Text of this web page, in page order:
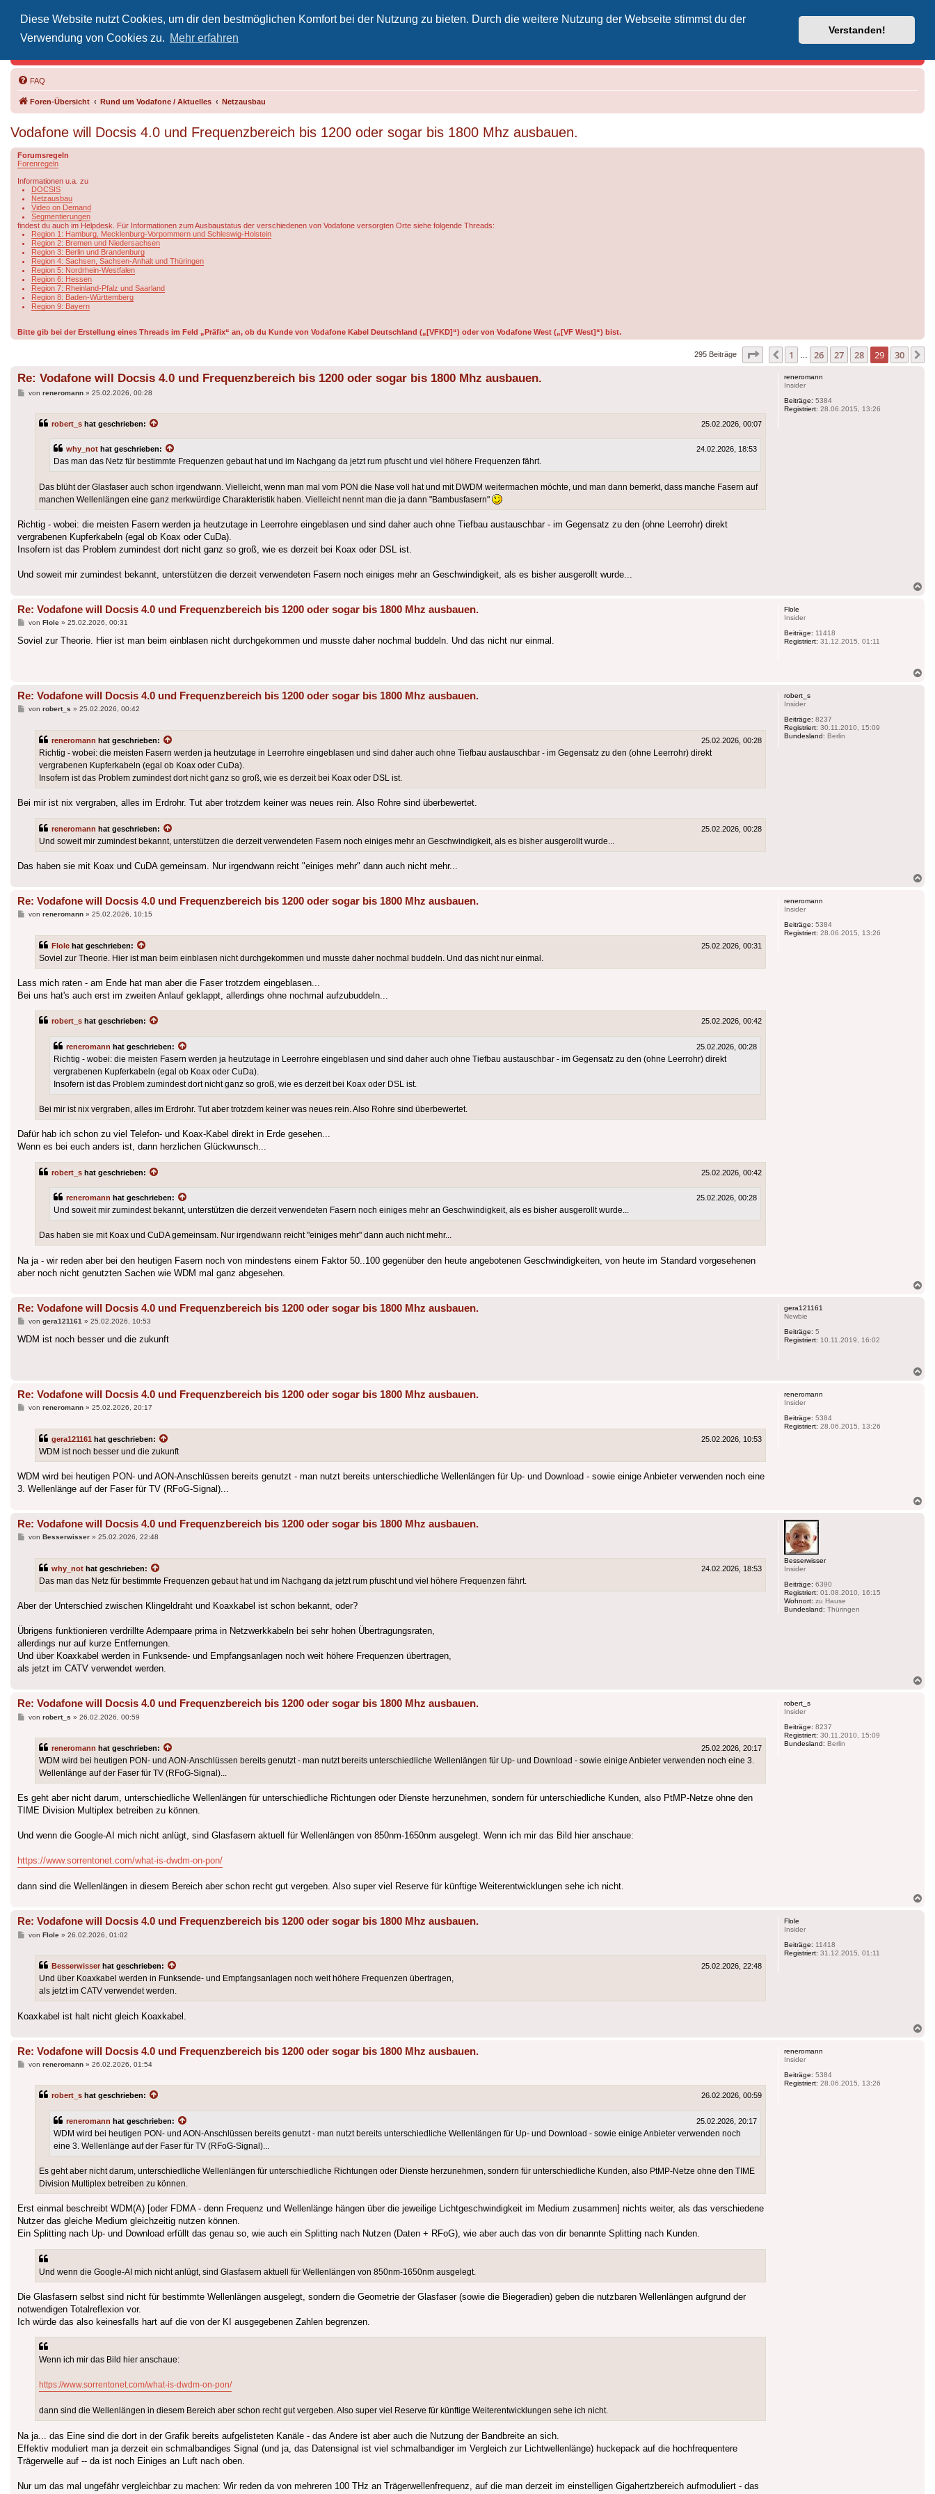
Diese Website nutzt Cookies, um dir den bestmöglichen Komfort bei der Nutzung zu bieten. Durch die weitere Nutzung der Webseite stimmst du der
Verwendung von Cookies zu. Mehr erfahren
Verstanden!
Vodafone-Kabel-Helpdesk
FAQ
Foren-Übersicht Rund um Vodafone / Aktuelles Netzausbau
Vodafone will Docsis 4.0 und Frequenzbereich bis 1200 oder sogar bis 1800 Mhz ausbauen.
Forumsregeln
Forenregeln
Informationen u.a. zu
DOCSIS
Netzausbau
Video on Demand
Segmentierungen
findest du auch im Helpdesk. Für Informationen zum Ausbaustatus der verschiedenen von Vodafone versorgten Orte siehe folgende Threads:
Region 1: Hamburg, Mecklenburg-Vorpommern und Schleswig-Holstein
Region 2: Bremen und Niedersachsen
Region 3: Berlin und Brandenburg
Region 4: Sachsen, Sachsen-Anhalt und Thüringen
Region 5: Nordrhein-Westfalen
Region 6: Hessen
Region 7: Rheinland-Pfalz und Saarland
Region 8: Baden-Württemberg
Region 9: Bayern
Bitte gib bei der Erstellung eines Threads im Feld „Präfix“ an, ob du Kunde von Vodafone Kabel Deutschland („[VFKD]“) oder von Vodafone West („[VF West]“) bist.
295 Beiträge Seite 29 30
Vorherige
1 26 27 28 29 30
reneromann
Insider
Beiträge: 5384
Registriert: 28.06.2015, 13:26
Re: Vodafone will Docsis 4.0 und Frequenzbereich bis 1200 oder sogar bis 1800 Mhz ausbauen.
Beitrag
von reneromann» 25.02.2026, 00:28
robert_s hat geschrieben: 25.02.2026, 00:07
why_not hat geschrieben: 24.02.2026, 18:53
Das man das Netz für bestimmte Frequenzen gebaut hat und im Nachgang da jetzt rum pfuscht und viel höhere Frequenzen fährt.
Das blüht der Glasfaser auch schon irgendwann. Vielleicht, wenn man mal vom PON die Nase voll hat und mit DWDM weitermachen möchte, und man dann bemerkt, dass manche Fasern auf
manchen Wellenlängen eine ganz merkwürdige Charakteristik haben. Vielleicht nennt man die ja dann "Bambusfasern"
Richtig - wobei: die meisten Fasern werden ja heutzutage in Leerrohre eingeblasen und sind daher auch ohne Tiefbau austauschbar - im Gegensatz zu den (ohne Leerrohr) direkt
vergrabenen Kupferkabeln (egal ob Koax oder CuDa).
Insofern ist das Problem zumindest dort nicht ganz so groß, wie es derzeit bei Koax oder DSL ist.
Und soweit mir zumindest bekannt, unterstützen die derzeit verwendeten Fasern noch einiges mehr an Geschwindigkeit, als es bisher ausgerollt wurde...
Flole
Insider
Beiträge: 11418
Registriert: 31.12.2015, 01:11
Re: Vodafone will Docsis 4.0 und Frequenzbereich bis 1200 oder sogar bis 1800 Mhz ausbauen.
Beitrag
von Flole» 25.02.2026, 00:31
Soviel zur Theorie. Hier ist man beim einblasen nicht durchgekommen und musste daher nochmal buddeln. Und das nicht nur einmal.
robert_s
Insider
Beiträge: 8237
Registriert: 30.11.2010, 15:09
Bundesland: Berlin
Re: Vodafone will Docsis 4.0 und Frequenzbereich bis 1200 oder sogar bis 1800 Mhz ausbauen.
Beitrag
von robert_s » 25.02.2026, 00:42
reneromann hat geschrieben: 25.02.2026, 00:28
Richtig - wobei: die meisten Fasern werden ja heutzutage in Leerrohre eingeblasen und sind daher auch ohne Tiefbau austauschbar - im Gegensatz zu den (ohne Leerrohr) direkt
vergrabenen Kupferkabeln (egal ob Koax oder CuDa).
Insofern ist das Problem zumindest dort nicht ganz so groß, wie es derzeit bei Koax oder DSL ist.
Bei mir ist nix vergraben, alles im Erdrohr. Tut aber trotzdem keiner was neues rein. Also Rohre sind überbewertet.
reneromann hat geschrieben: 25.02.2026, 00:28
Und soweit mir zumindest bekannt, unterstützen die derzeit verwendeten Fasern noch einiges mehr an Geschwindigkeit, als es bisher ausgerollt wurde...
Das haben sie mit Koax und CuDA gemeinsam. Nur irgendwann reicht "einiges mehr" dann auch nicht mehr...
reneromann
Insider
Beiträge: 5384
Registriert: 28.06.2015, 13:26
Re: Vodafone will Docsis 4.0 und Frequenzbereich bis 1200 oder sogar bis 1800 Mhz ausbauen.
Beitrag
von reneromann» 25.02.2026, 10:15
Flole hat geschrieben: 25.02.2026, 00:31
Soviel zur Theorie. Hier ist man beim einblasen nicht durchgekommen und musste daher nochmal buddeln. Und das nicht nur einmal.
Lass mich raten - am Ende hat man aber die Faser trotzdem eingeblasen...
Bei uns hat's auch erst im zweiten Anlauf geklappt, allerdings ohne nochmal aufzubuddeln...
robert_s hat geschrieben: 25.02.2026, 00:42
reneromann hat geschrieben: 25.02.2026, 00:28
Richtig - wobei: die meisten Fasern werden ja heutzutage in Leerrohre eingeblasen und sind daher auch ohne Tiefbau austauschbar - im Gegensatz zu den (ohne Leerrohr) direkt
vergrabenen Kupferkabeln (egal ob Koax oder CuDa).
Insofern ist das Problem zumindest dort nicht ganz so groß, wie es derzeit bei Koax oder DSL ist.
Bei mir ist nix vergraben, alles im Erdrohr. Tut aber trotzdem keiner was neues rein. Also Rohre sind überbewertet.
Dafür hab ich schon zu viel Telefon- und Koax-Kabel direkt in Erde gesehen...
Wenn es bei euch anders ist, dann herzlichen Glückwunsch...
robert_s hat geschrieben: 25.02.2026, 00:42
reneromann hat geschrieben: 25.02.2026, 00:28
Und soweit mir zumindest bekannt, unterstützen die derzeit verwendeten Fasern noch einiges mehr an Geschwindigkeit, als es bisher ausgerollt wurde...
Das haben sie mit Koax und CuDA gemeinsam. Nur irgendwann reicht "einiges mehr" dann auch nicht mehr...
Na ja - wir reden aber bei den heutigen Fasern noch von mindestens einem Faktor 50..100 gegenüber den heute angebotenen Geschwindigkeiten, von heute im Standard vorgesehenen
aber noch nicht genutzten Sachen wie WDM mal ganz abgesehen.
gera121161
Newbie
Beiträge: 5
Registriert: 10.11.2019, 16:02
Re: Vodafone will Docsis 4.0 und Frequenzbereich bis 1200 oder sogar bis 1800 Mhz ausbauen.
Beitrag
von gera121161» 25.02.2026, 10:53
WDM ist noch besser und die zukunft
reneromann
Insider
Beiträge: 5384
Registriert: 28.06.2015, 13:26
Re: Vodafone will Docsis 4.0 und Frequenzbereich bis 1200 oder sogar bis 1800 Mhz ausbauen.
Beitrag
von reneromann» 25.02.2026, 20:17
gera121161 hat geschrieben: 25.02.2026, 10:53
WDM ist noch besser und die zukunft
WDM wird bei heutigen PON- und AON-Anschlüssen bereits genutzt - man nutzt bereits unterschiedliche Wellenlängen für Up- und Download - sowie einige Anbieter verwenden noch eine
3. Wellenlänge auf der Faser für TV (RFoG-Signal)...
Besserwisser
Insider
Beiträge: 6390
Registriert: 01.08.2010, 16:15
Wohnort: zu Hause
Bundesland: Thüringen
Re: Vodafone will Docsis 4.0 und Frequenzbereich bis 1200 oder sogar bis 1800 Mhz ausbauen.
Beitrag
von Besserwisser» 25.02.2026, 22:48
why_not hat geschrieben: 24.02.2026, 18:53
Das man das Netz für bestimmte Frequenzen gebaut hat und im Nachgang da jetzt rum pfuscht und viel höhere Frequenzen fährt.
Aber der Unterschied zwischen Klingeldraht und Koaxkabel ist schon bekannt, oder?
Übrigens funktionieren verdrillte Adernpaare prima in Netzwerkkabeln bei sehr hohen Übertragungsraten,
allerdings nur auf kurze Entfernungen.
Und über Koaxkabel werden in Funksende- und Empfangsanlagen noch weit höhere Frequenzen übertragen,
als jetzt im CATV verwendet werden.
robert_s
Insider
Beiträge: 8237
Registriert: 30.11.2010, 15:09
Bundesland: Berlin
Re: Vodafone will Docsis 4.0 und Frequenzbereich bis 1200 oder sogar bis 1800 Mhz ausbauen.
Beitrag
von robert_s » 26.02.2026, 00:59
reneromann hat geschrieben: 25.02.2026, 20:17
WDM wird bei heutigen PON- und AON-Anschlüssen bereits genutzt - man nutzt bereits unterschiedliche Wellenlängen für Up- und Download - sowie einige Anbieter verwenden noch eine 3.
Wellenlänge auf der Faser für TV (RFoG-Signal)...
Es geht aber nicht darum, unterschiedliche Wellenlängen für unterschiedliche Richtungen oder Dienste herzunehmen, sondern für unterschiedliche Kunden, also PtMP-Netze ohne den
TIME Division Multiplex betreiben zu können.
Und wenn die Google-AI mich nicht anlügt, sind Glasfasern aktuell für Wellenlängen von 850nm-1650nm ausgelegt. Wenn ich mir das Bild hier anschaue:
https://www.sorrentonet.com/what-is-dwdm-on-pon/
dann sind die Wellenlängen in diesem Bereich aber schon recht gut vergeben. Also super viel Reserve für künftige Weiterentwicklungen sehe ich nicht.
Flole
Insider
Beiträge: 11418
Registriert: 31.12.2015, 01:11
Re: Vodafone will Docsis 4.0 und Frequenzbereich bis 1200 oder sogar bis 1800 Mhz ausbauen.
Beitrag
von Flole» 26.02.2026, 01:02
Besserwisser hat geschrieben: 25.02.2026, 22:48
Und über Koaxkabel werden in Funksende- und Empfangsanlagen noch weit höhere Frequenzen übertragen,
als jetzt im CATV verwendet werden.
Koaxkabel ist halt nicht gleich Koaxkabel.
reneromann
Insider
Beiträge: 5384
Registriert: 28.06.2015, 13:26
Re: Vodafone will Docsis 4.0 und Frequenzbereich bis 1200 oder sogar bis 1800 Mhz ausbauen.
Beitrag
von reneromann» 26.02.2026, 01:54
robert_s hat geschrieben: 26.02.2026, 00:59
reneromann hat geschrieben: 25.02.2026, 20:17
WDM wird bei heutigen PON- und AON-Anschlüssen bereits genutzt - man nutzt bereits unterschiedliche Wellenlängen für Up- und Download - sowie einige Anbieter verwenden noch
eine 3. Wellenlänge auf der Faser für TV (RFoG-Signal)...
Es geht aber nicht darum, unterschiedliche Wellenlängen für unterschiedliche Richtungen oder Dienste herzunehmen, sondern für unterschiedliche Kunden, also PtMP-Netze ohne den TIME
Division Multiplex betreiben zu können.
Erst einmal beschreibt WDM(A) [oder FDMA - denn Frequenz und Wellenlänge hängen über die jeweilige Lichtgeschwindigkeit im Medium zusammen] nichts weiter, als das verschiedene
Nutzer das gleiche Medium gleichzeitig nutzen können.
Ein Splitting nach Up- und Download erfüllt das genau so, wie auch ein Splitting nach Nutzen (Daten + RFoG), wie aber auch das von dir benannte Splitting nach Kunden.
Und wenn die Google-AI mich nicht anlügt, sind Glasfasern aktuell für Wellenlängen von 850nm-1650nm ausgelegt.
Die Glasfasern selbst sind nicht für bestimmte Wellenlängen ausgelegt, sondern die Geometrie der Glasfaser (sowie die Biegeradien) geben die nutzbaren Wellenlängen aufgrund der
notwendigen Totalreflexion vor.
Ich würde das also keinesfalls hart auf die von der KI ausgegebenen Zahlen begrenzen.
Wenn ich mir das Bild hier anschaue:
https://www.sorrentonet.com/what-is-dwdm-on-pon/
dann sind die Wellenlängen in diesem Bereich aber schon recht gut vergeben. Also super viel Reserve für künftige Weiterentwicklungen sehe ich nicht.
Na ja... das Eine sind die dort in der Grafik bereits aufgelisteten Kanäle - das Andere ist aber auch die Nutzung der Bandbreite an sich.
Effektiv moduliert man ja derzeit ein schmalbandiges Signal (und ja, das Datensignal ist viel schmalbandiger im Vergleich zur Lichtwellenlänge) huckepack auf die hochfrequentere
Trägerwelle auf -- da ist noch Einiges an Luft nach oben.
Nur um das mal ungefähr vergleichbar zu machen: Wir reden da von mehreren 100 THz an Trägerwellenfrequenz, auf die man derzeit im einstelligen Gigahertzbereich aufmoduliert - das